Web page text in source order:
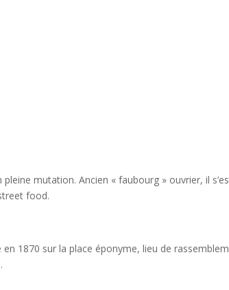
mutation. Ancien « faubourg » ouvrier, il
food.
1870 sur la place éponyme, lieu de